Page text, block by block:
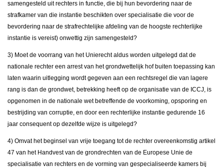
samengesteld uit rechters in functie, die bij hun bevordering naar de
strafkamer van die instantie beschikten over specialisatie die voor de
bevordering naar de strafrechtelijke afdeling van de hoogste rechterlijke
instantie is vereist) onwettig zijn samengesteld?
3) Moet de voorrang van het Unierecht aldus worden uitgelegd dat de
nationale rechter een arrest van het grondwettelijk hof buiten toepassing kan
laten waarin uitlegging wordt gegeven aan een rechtsregel die van lagere
rang is dan de grondwet, betrekking heeft op de organisatie van de ICCJ, is
opgenomen in de nationale wet betreffende de voorkoming, opsporing en
bestrijding van corruptie, en door een rechterlijke instantie gedurende 16
jaar consequent op dezelfde wijze is uitgelegd?
4) Omvat het beginsel van vrije toegang tot de rechter overeenkomstig artikel
47 van het Handvest van de grondrechten van de Europese Unie de
specialisatie van rechters en de vorming van gespecialiseerde kamers bij